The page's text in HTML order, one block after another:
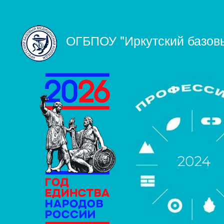
account
menu
ОГБПОУ "Иркутский